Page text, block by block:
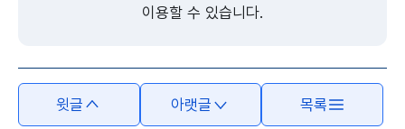
이용할 수 있습니다.
윗글 아랫글 목록